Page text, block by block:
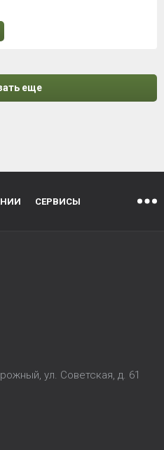
еще
СЕРВИСЫ
ул. Советская, д. 61